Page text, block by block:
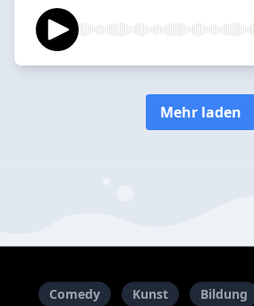
Mehr laden
Comedy Kunst Bildung